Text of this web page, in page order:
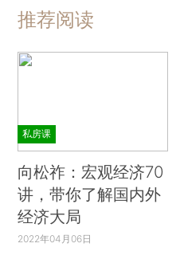
推荐阅读
私房课
向松祚：宏观经济70
讲，带你了解国内外
经济大局
2022年04月06日